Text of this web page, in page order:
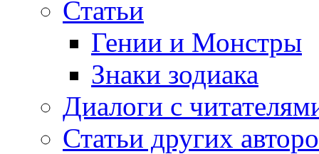
Статьи
Гении и Монстры
Знаки зодиака
Диалоги с
Статьи других